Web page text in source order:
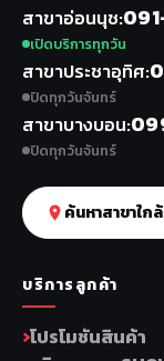
สาขาอ่อนนุช
เปิดบริการทุกวัน
สาขาประชาอุทิศ
ปิดทุกวันจันทร์
สาขาบางบอน
ปิดทุกวันจันทร์
ค้นหาสาขาใ
บริการลูกค้า
โปรโมชันสินค้า